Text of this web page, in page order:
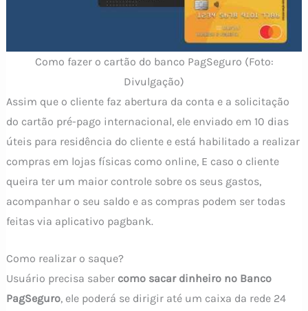
Como fazer o cartão do banco PagSeguro (Foto:
Divulgação)
Assim que o cliente faz abertura da conta e a solicitação
do cartão pré-pago internacional, ele enviado em 10 dias
úteis para residência do cliente e está habilitado a realizar
compras em lojas físicas como online, E caso o cliente
queira ter um maior controle sobre os seus gastos,
acompanhar o seu saldo e as compras podem ser todas
feitas via aplicativo pagbank.
Como realizar o saque?
Usuário precisa saber como sacar dinheiro no Banco
PagSeguro, ele poderá se dirigir até um caixa da rede 24